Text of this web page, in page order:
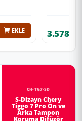
EKLE
CH-TG7-SD
S-Dizayn Chery
Tiggo 7 Pro Ön ve
Arka Tampon
Koruma Difüzör